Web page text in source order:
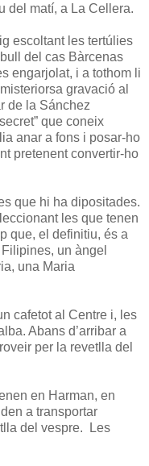
del matí, a La Cellera.
escoltant les tertúlies
del cas Bàrcenas
engarjolat, i a tothom li
gravació al
de la Sánchez
que coneix
anar a fons i posar-ho
pretenent convertir-ho
que hi ha dipositades.
les que tenen
que, el definitiu, és a
un àngel
una Maria
cafetot al Centre i, les
Abans d’arribar a
per la revetlla del
en Harman, en
a transportar
del vespre. Les